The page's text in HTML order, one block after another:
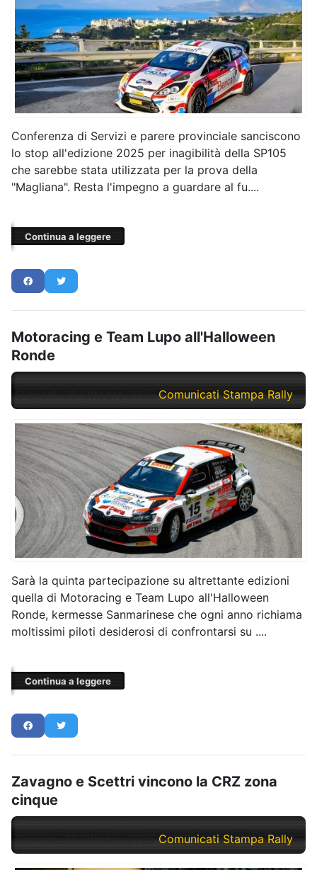
Conferenza di Servizi e parere provinciale sanciscono
lo stop all'edizione 2025 per inagibilità della SP105
che sarebbe stata utilizzata per la prova della
"Magliana". Resta l'impegno a guardare al fu....
Continua a leggere
Motoracing e Team Lupo all'Halloween
Ronde
Giovedì, 30 Ottobre 2025 Comunicati Stampa Rally
Sarà la quinta partecipazione su altrettante edizioni
quella di Motoracing e Team Lupo all'Halloween
Ronde, kermesse Sanmarinese che ogni anno richiama
moltissimi piloti desiderosi di confrontarsi su ....
Continua a leggere
Zavagno e Scettri vincono la CRZ zona
cinque
Giovedì, 30 Ottobre 2025 Comunicati Stampa Rally